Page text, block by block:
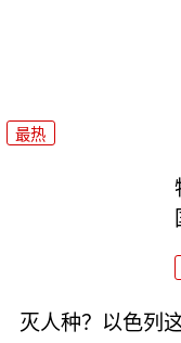
最热
灭人种？以色列